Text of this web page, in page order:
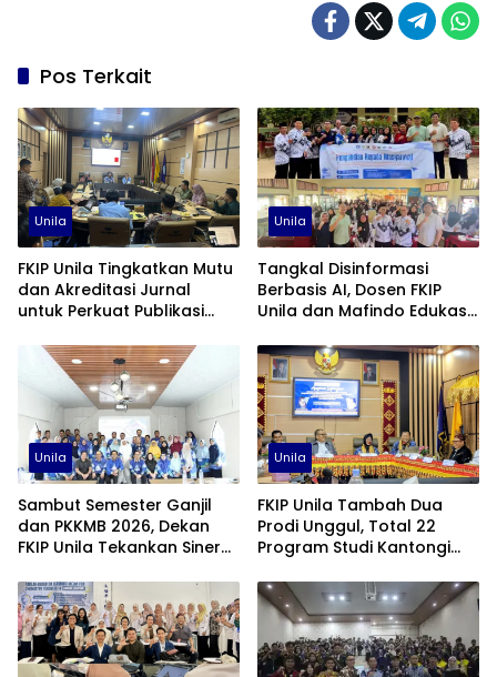
Pos Terkait
Unila
FKIP Unila Tingkatkan Mutu
dan Akreditasi Jurnal
untuk Perkuat Publikasi
Unila
Tangkal Disinformasi
Berbasis AI, Dosen FKIP
Unila dan Mafindo Edukasi
Unila
Sambut Semester Ganjil
dan PKKMB 2026, Dekan
FKIP Unila Tekankan Sinergi
Unila
FKIP Unila Tambah Dua
Prodi Unggul, Total 22
Program Studi Kantongi